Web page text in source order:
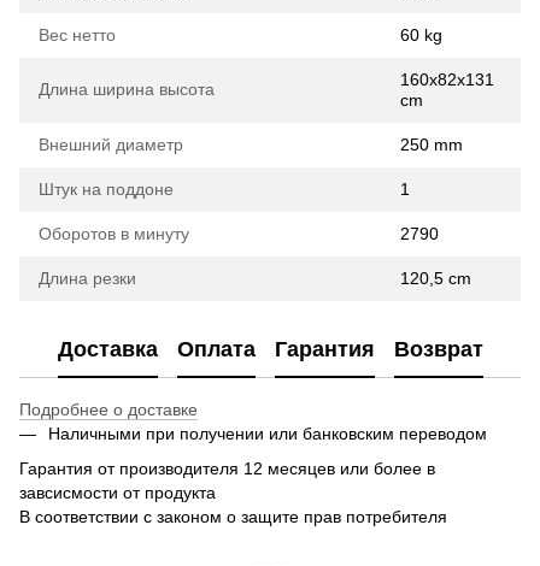
Вес нетто 60 kg
Длина ширина высота
160x82x131
cm
Внешний диаметр 250 mm
Штук на поддоне 1
Оборотов в минуту 2790
Длина резки 120,5 cm
Доставка Оплата Гарантия Возврат
Подробнее о доставке
Наличными при получении или банковским переводом
Гарантия от производителя 12 месяцев или более в
завсисмости от продукта
В соответствии с законом о защите прав потребителя